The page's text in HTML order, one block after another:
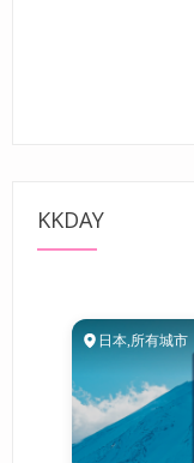
KKDAY